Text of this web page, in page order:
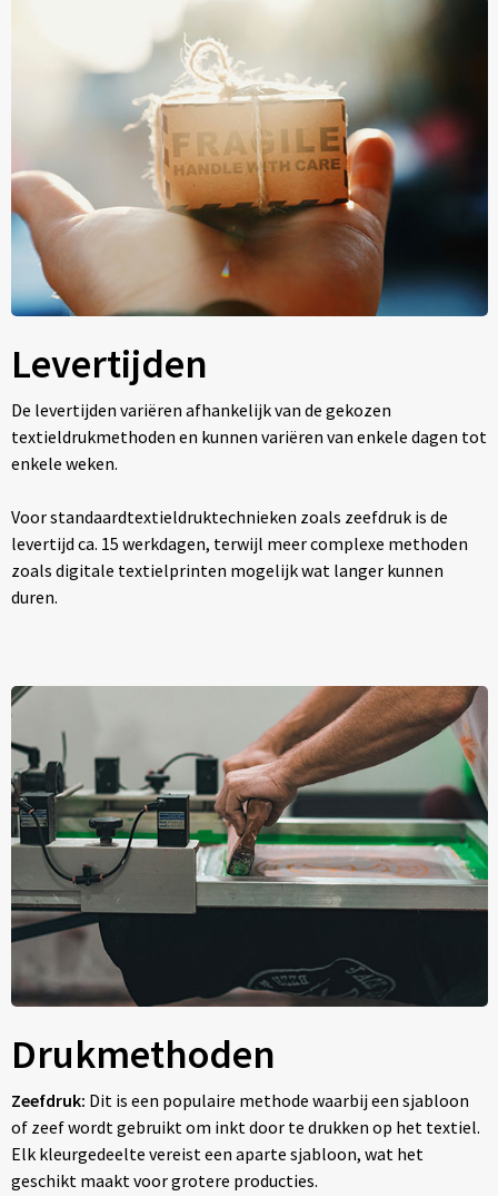
Levertijden
De levertijden variëren afhankelijk van de gekozen
textieldrukmethoden en kunnen variëren van enkele dagen tot
enkele weken.
Voor standaardtextieldruktechnieken zoals zeefdruk is de
levertijd ca. 15 werkdagen, terwijl meer complexe methoden
zoals digitale textielprinten mogelijk wat langer kunnen
duren.
Drukmethoden
Zeefdruk: Dit is een populaire methode waarbij een sjabloon
of zeef wordt gebruikt om inkt door te drukken op het textiel.
Elk kleurgedeelte vereist een aparte sjabloon, wat het
geschikt maakt voor grotere producties.